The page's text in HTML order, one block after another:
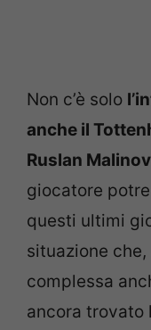
Non c’è solo
anche il
Ruslan
giocatore
questi ultimi
situazione
complessa
ancora trovato